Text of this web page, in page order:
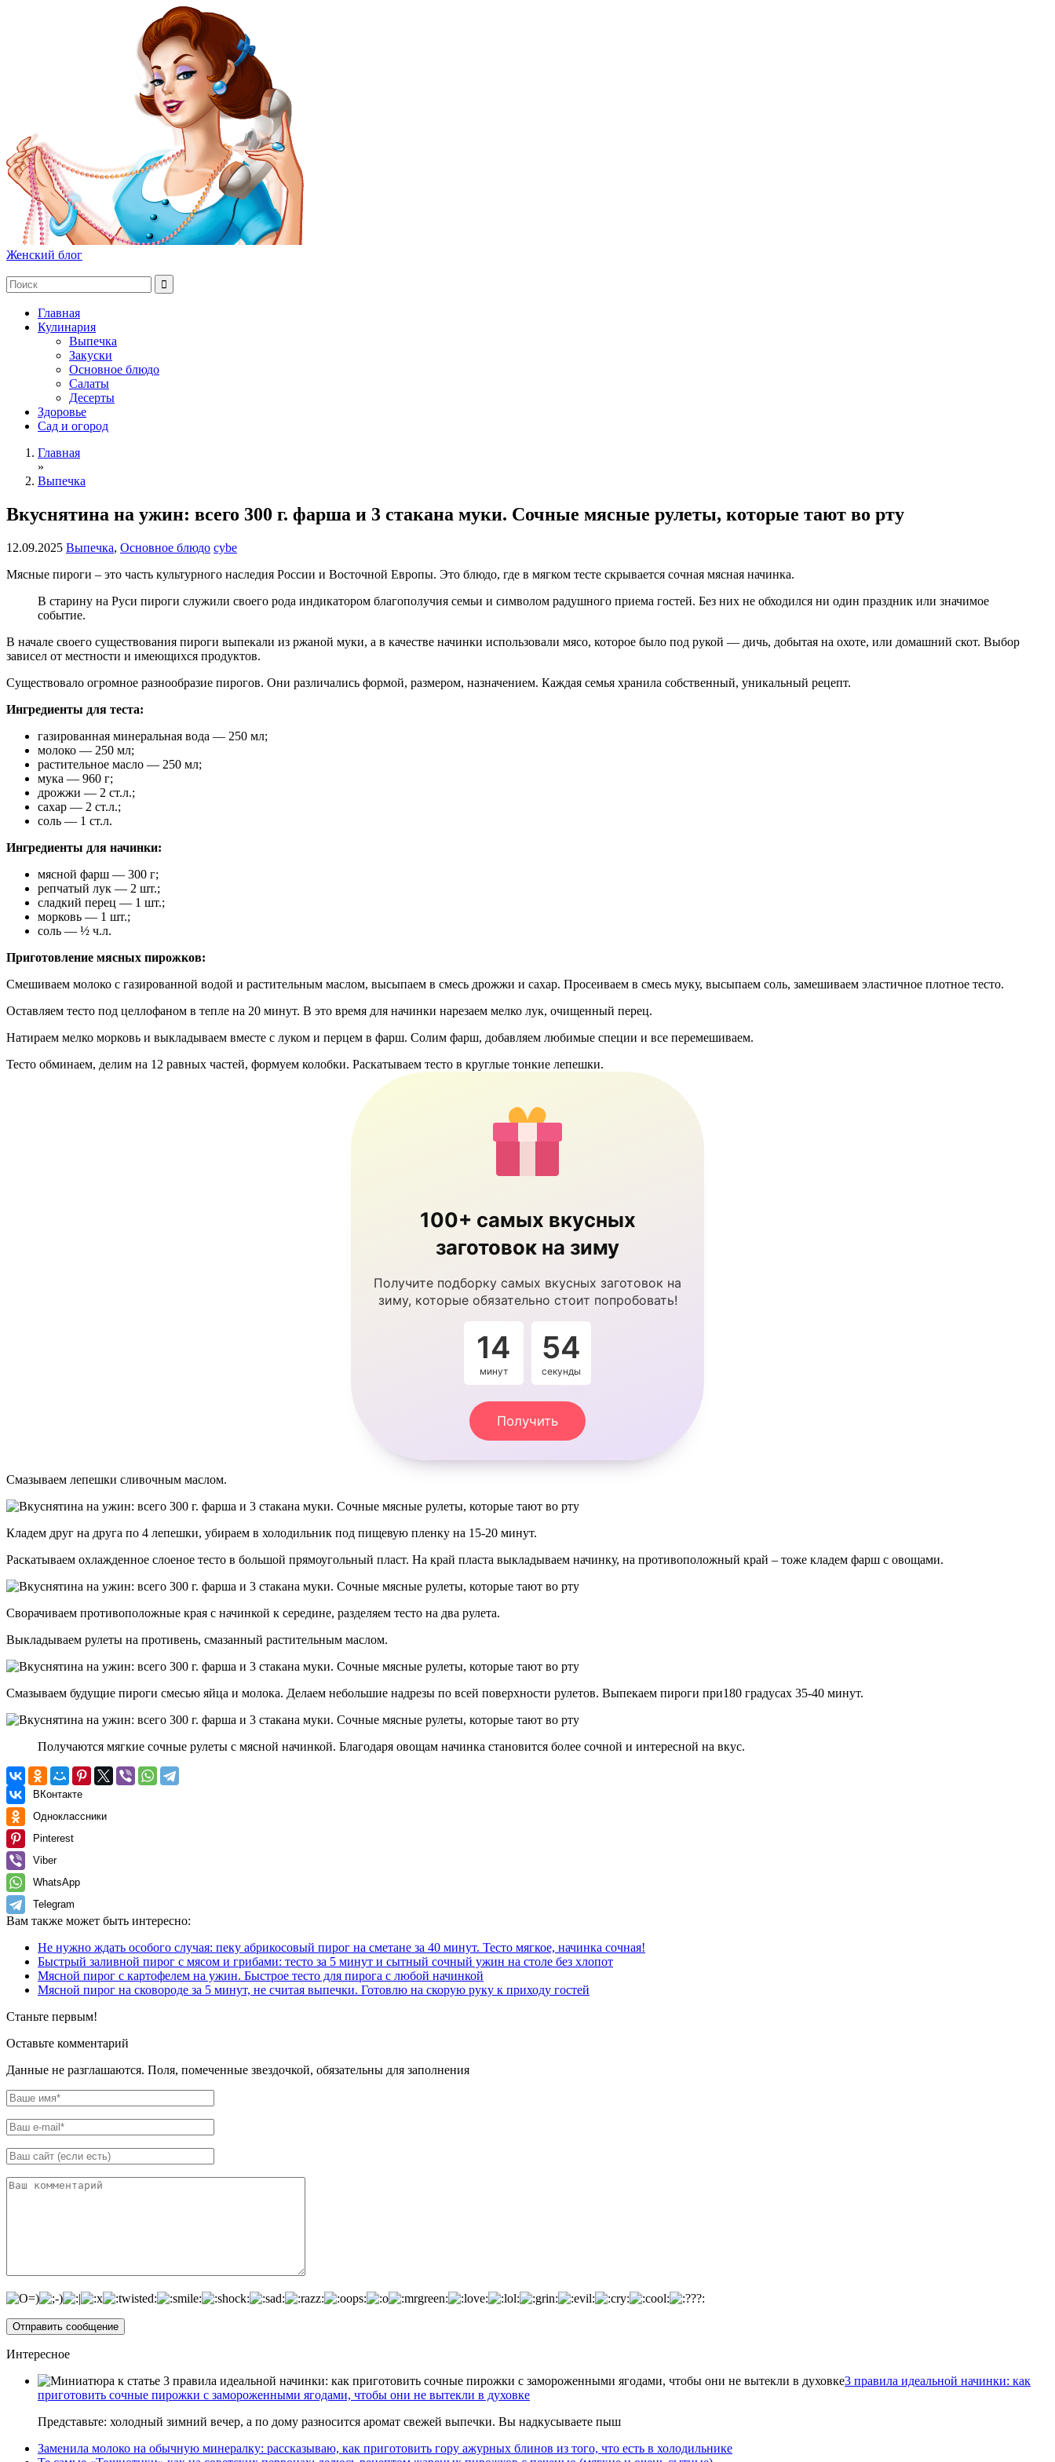
Женский блог
Главная
Кулинария
Выпечка
Закуски
Основное блюдо
Салаты
Десерты
Здоровье
Сад и огород
Главная
»
Выпечка
Вкуснятина на ужин: всего 300 г. фарша и 3 стакана муки. Сочные мясные рулеты, которые тают во рту
12.09.2025 Выпечка, Основное блюдо cybe
Мясные пироги – это часть культурного наследия России и Восточной Европы. Это блюдо, где в мягком тесте скрывается сочная мясная начинка.
В старину на Руси пироги служили своего рода индикатором благополучия семьи и символом радушного приема гостей. Без них не обходился ни один праздник или значимое
событие.
В начале своего существования пироги выпекали из ржаной муки, а в качестве начинки использовали мясо, которое было под рукой — дичь, добытая на охоте, или домашний скот. Выбор
зависел от местности и имеющихся продуктов.
Существовало огромное разнообразие пирогов. Они различались формой, размером, назначением. Каждая семья хранила собственный, уникальный рецепт.
Ингредиенты для теста:
газированная минеральная вода — 250 мл;
молоко — 250 мл;
растительное масло — 250 мл;
мука — 960 г;
дрожжи — 2 ст.л.;
сахар — 2 ст.л.;
соль — 1 ст.л.
Ингредиенты для начинки:
мясной фарш — 300 г;
репчатый лук — 2 шт.;
сладкий перец — 1 шт.;
морковь — 1 шт.;
соль — ½ ч.л.
Приготовление мясных пирожков:
Смешиваем молоко с газированной водой и растительным маслом, высыпаем в смесь дрожжи и сахар. Просеиваем в смесь муку, высыпаем соль, замешиваем эластичное плотное тесто.
Оставляем тесто под целлофаном в тепле на 20 минут. В это время для начинки нарезаем мелко лук, очищенный перец.
Натираем мелко морковь и выкладываем вместе с луком и перцем в фарш. Солим фарш, добавляем любимые специи и все перемешиваем.
Тесто обминаем, делим на 12 равных частей, формуем колобки. Раскатываем тесто в круглые тонкие лепешки.
100+ самых вкусных
заготовок на зиму
Получите подборку самых вкусных заготовок на
зиму, которые обязательно стоит попробовать!
14
минут
53
секунды
Получить
Смазываем лепешки сливочным маслом.
Кладем друг на друга по 4 лепешки, убираем в холодильник под пищевую пленку на 15-20 минут.
Раскатываем охлажденное слоеное тесто в большой прямоугольный пласт. На край пласта выкладываем начинку, на противоположный край – тоже кладем фарш с овощами.
Сворачиваем противоположные края с начинкой к середине, разделяем тесто на два рулета.
Выкладываем рулеты на противень, смазанный растительным маслом.
Смазываем будущие пироги смесью яйца и молока. Делаем небольшие надрезы по всей поверхности рулетов. Выпекаем пироги при180 градусах 35-40 минут.
Получаются мягкие сочные рулеты с мясной начинкой. Благодаря овощам начинка становится более сочной и интересной на вкус.
ВКонтакте
Одноклассники
Pinterest
Viber
WhatsApp
Telegram
Вам также может быть интересно:
Не нужно ждать особого случая: пеку абрикосовый пирог на сметане за 40 минут. Тесто мягкое, начинка сочная!
Быстрый заливной пирог с мясом и грибами: тесто за 5 минут и сытный сочный ужин на столе без хлопот
Мясной пирог с картофелем на ужин. Быстрое тесто для пирога с любой начинкой
Мясной пирог на сковороде за 5 минут, не считая выпечки. Готовлю на скорую руку к приходу гостей
Станьте первым!
Оставьте комментарий
Данные не разглашаются. Поля, помеченные звездочкой, обязательны для заполнения
Интересное
3 правила идеальной начинки: как
приготовить сочные пирожки с замороженными ягодами, чтобы они не вытекли в духовке
Представьте: холодный зимний вечер, а по дому разносится аромат свежей выпечки. Вы надкусываете пыш
Заменила молоко на обычную минералку: рассказываю, как приготовить гору ажурных блинов из того, что есть в холодильнике